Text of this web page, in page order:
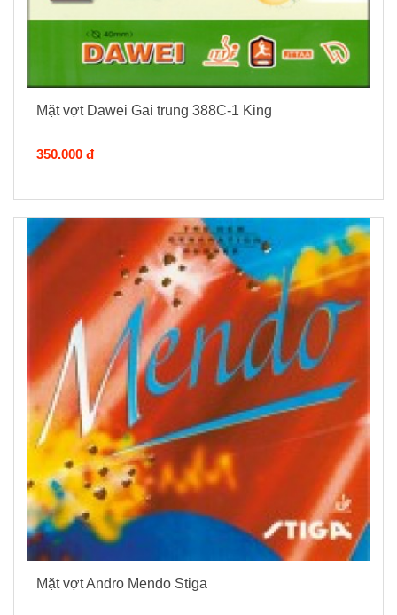
Mặt vợt Dawei Gai trung 388C-1 King
350.000 đ
Mặt vợt Andro Mendo Stiga